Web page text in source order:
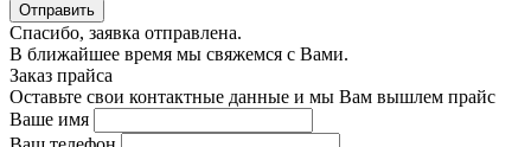
Отправить
Спасибо, заявка отправлена.
В ближайшее время мы свяжемся с Вами.
Заказ прайса
Оставьте свои контактные данные и мы Вам вышлем прайс
Ваше имя